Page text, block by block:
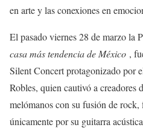
en arte y las conexiones en
El pasado viernes 28 de marzo la
casa más tendencia de México ,
Silent Concert protagonizado por
Robles, quien cautivó a creadores
melómanos con su fusión de
únicamente por su guitarra